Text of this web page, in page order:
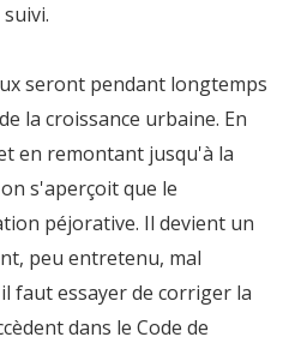
seront pendant longtemps
la croissance urbaine. En
en remontant jusqu'à la
s'aperçoit que le
péjorative. Il devient un
peu entretenu, mal
faut essayer de corriger la
dans le Code de